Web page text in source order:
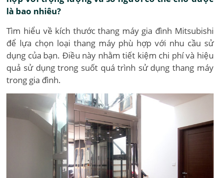
là bao nhiêu?
Tìm hiểu về kích thước thang máy gia đình Mitsubishi
để lựa chọn loại thang máy phù hợp với nhu cầu sử
dụng của bạn. Điều này nhằm tiết kiệm chi phí và hiệu
quả sử dụng trong suốt quá trình sử dụng thang máy
trong gia đình.